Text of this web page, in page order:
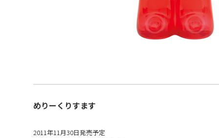
めりーくりすます
2011年11月30日発売予定